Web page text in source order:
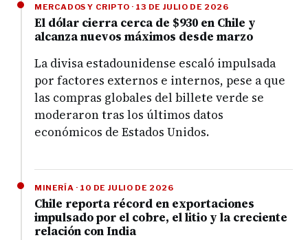
MERCADOS Y CRIPTO · 13 DE JULIO DE 2026
El dólar cierra cerca de $930 en Chile y
alcanza nuevos máximos desde marzo
La divisa estadounidense escaló impulsada
por factores externos e internos, pese a que
las compras globales del billete verde se
moderaron tras los últimos datos
económicos de Estados Unidos.
MINERÍA · 10 DE JULIO DE 2026
Chile reporta récord en exportaciones
impulsado por el cobre, el litio y la creciente
relación con India